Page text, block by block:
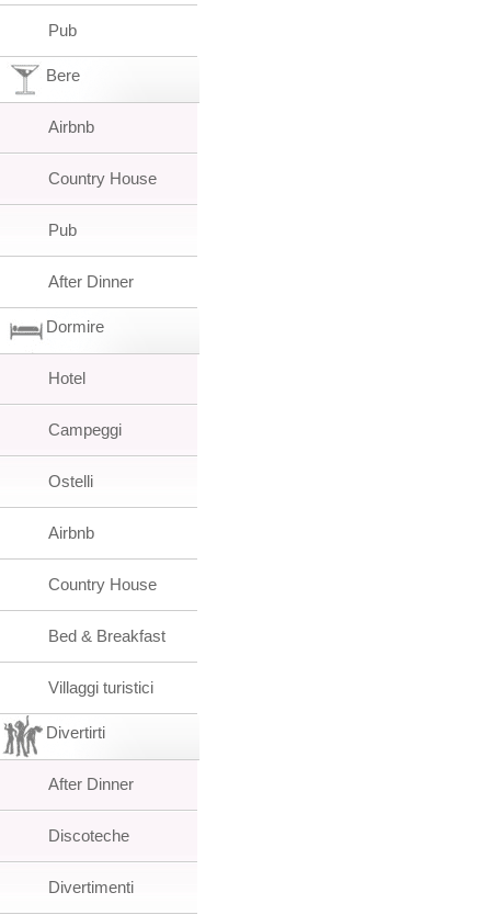
Pub
Bere
Airbnb
Country House
Pub
After Dinner
Dormire
Hotel
Campeggi
Ostelli
Airbnb
Country House
Bed & Breakfast
Villaggi turistici
Divertirti
After Dinner
Discoteche
Divertimenti